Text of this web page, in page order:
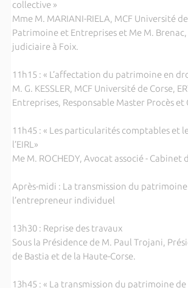
collective »
Mme M. MARIANI-RIELA, MCF Université de
Patrimoine et Entreprises et Me M.
judiciaire à Foix.
11h15 : « L’affectation du patrimoine en
M. G. KESSLER, MCF Université de Corse,
Entreprises, Responsable Master Procès
11h45 : « Les particularités comptables et
l’EIRL»
Me M. ROCHEDY, Avocat associé - Cabinet
Après-midi : La transmission du
l’entrepreneur individuel
13h30 : Reprise des travaux
Sous la Présidence de M. Paul Trojani,
de Bastia et de la Haute-Corse.
13h45 : « La transmission du patrimoine